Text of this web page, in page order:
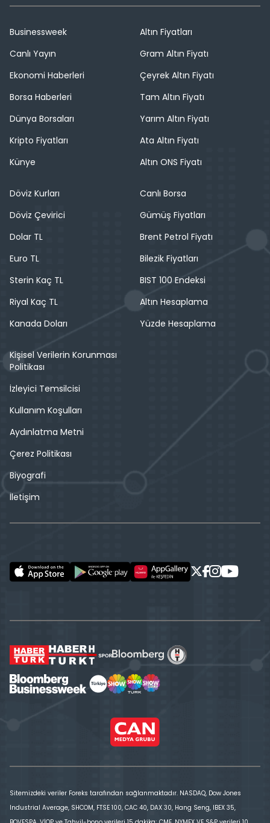
Businessweek
Canlı Yayın
Ekonomi Haberleri
Borsa Haberleri
Dünya Borsaları
Kripto Fiyatları
Künye
Altın Fiyatları
Gram Altın Fiyatı
Çeyrek Altın Fiyatı
Tam Altın Fiyatı
Yarım Altın Fiyatı
Ata Altın Fiyatı
Altın ONS Fiyatı
Döviz Kurları
Döviz Çevirici
Dolar TL
Euro TL
Sterin Kaç TL
Riyal Kaç TL
Kanada Doları
Canlı Borsa
Gümüş Fiyatları
Brent Petrol Fiyatı
Bilezik Fiyatları
BIST 100 Endeksi
Altın Hesaplama
Yüzde Hesaplama
Kişisel Verilerin Korunması
Politikası
İzleyici Temsilcisi
Kullanım Koşulları
Aydınlatma Metni
Çerez Politikası
Biyografi
İletişim
Sitemizdeki veriler Foreks tarafından sağlanmaktadır. NASDAQ, Dow Jones
Industrial Average, SHCOM, FTSE 100, CAC 40, DAX 30, Hang Seng, IBEX 35,